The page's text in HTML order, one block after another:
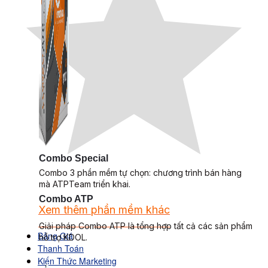
Combo Special
Combo 3 phần mềm tự chọn: chương trình bán hàng
mà ATPTeam triển khai.
Xem thêm phần mềm khác
Xem thêm phần mềm khác
Bảng Giá
Thanh Toán
Kiến Thức Marketing
Combo ATP
Giải pháp Combo ATP là tổng hợp tất cả các sản phẩm
hỗ trợ KDOL.